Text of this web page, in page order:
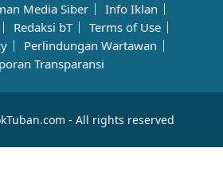
Media Siber
Info Iklan
Redaksi bT
Terms of Use
Perlindungan Wartawan
Transparansi
- All rights reserved